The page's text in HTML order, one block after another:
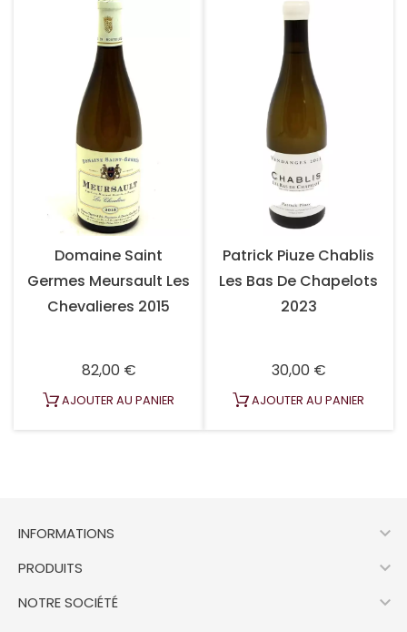
Domaine Saint
Germes Meursault Les
Chevalieres 2015
82,00 €Prix
AJOUTER AU PANIER
Patrick Piuze Chablis
Les Bas De Chapelots
2023
30,00 €Prix
AJOUTER AU PANIER
INFORMATIONS 
PRODUITS 
NOTRE SOCIÉTÉ 